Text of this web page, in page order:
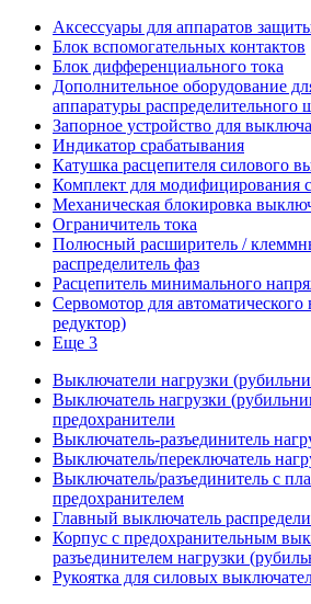
Аксессуары для аппаратов
Блок вспомогательных контактов
Блок дифференциального тока
Дополнительное оборудование
аппаратуры распределительного
Запорное устройство для
Индикатор срабатывания
Катушка расцепителя силового
Комплект для модифицирования
Механическая блокировка
Ограничитель тока
Полюсный расширитель /
распределитель фаз
Расцепитель минимального
Сервомотор для
редуктор)
Еще 3
Выключатели нагрузки
Выключатель нагрузки
предохранители
Выключатель-разъединитель
Выключатель/переключатель
Выключатель/разъединитель с
предохранителем
Главный выключатель
Корпус с предохранительным
разъединителем нагрузки
Рукоятка для силовых